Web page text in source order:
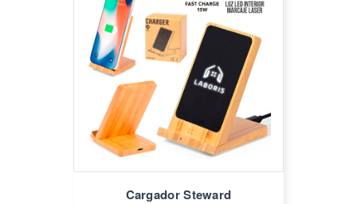
Cargador Steward